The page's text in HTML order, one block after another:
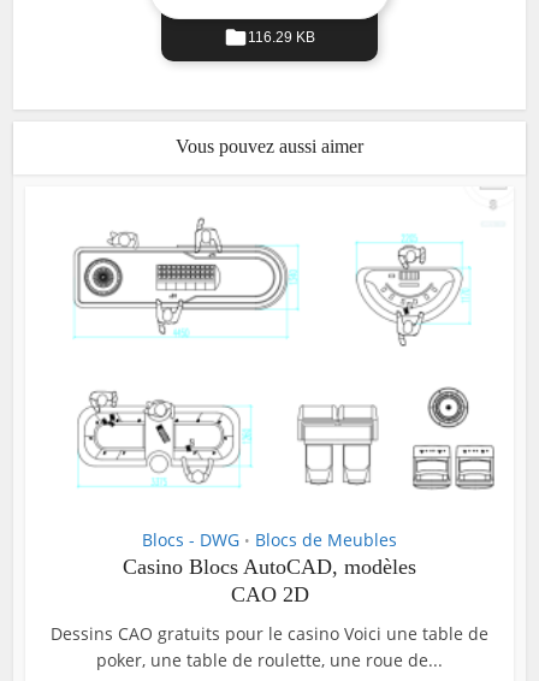
116.29 KB
Vous pouvez aussi aimer
Blocs - DWG • Blocs de Meubles
Casino Blocs AutoCAD, modèles
CAO 2D
Dessins CAO gratuits pour le casino Voici une table de
poker, une table de roulette, une roue de...